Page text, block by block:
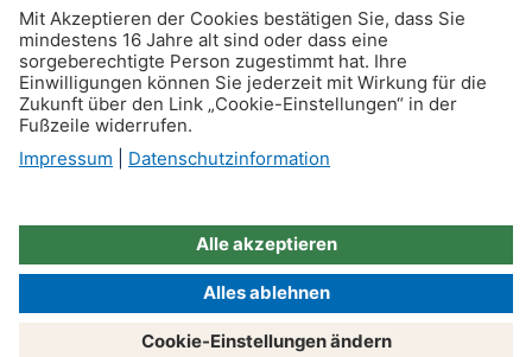
Wieviel Abschleppkosten
sind erlaubt?